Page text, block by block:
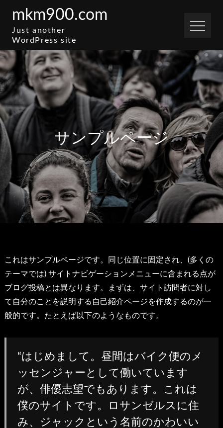
content
mkm900.com
Just another
WordPress site
サンプルページ
これはサンプルページです。同じ位置に固定され、(多くの
テーマでは) サイトナビゲーションメニューに含まれる点が
ブログ投稿とは異なります。まずは、サイト訪問者に対し
て自分のことを説明する自己紹介ページを作成するのが一
般的です。たとえば以下のようなものです。
はじめまして。昼間はバイク便のメ
ッセンジャーとして働いています
が、俳優志望でもあります。これは
僕のサイトです。ロサンゼルスに住
み、ジャックという名前のかわいい